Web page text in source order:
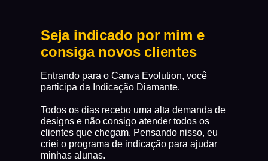
Seja indicado por mim e
consiga novos clientes
Entrando para o Canva Evolution, você
participa da Indicação Diamante.
Todos os dias recebo uma alta demanda de
designs e não consigo atender todos os
clientes que chegam. Pensando nisso, eu
criei o programa de indicação para ajudar
minhas alunas.